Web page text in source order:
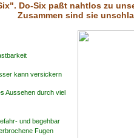
Do-Six paßt nahtlos zu
Zusammen sind sie
kann versickern
Aussehen durch viel
und begehbar
Fugen